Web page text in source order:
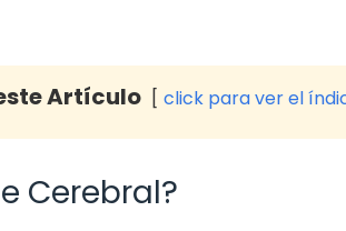
Artículo click para ver el
Cerebral?